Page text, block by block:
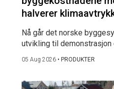
halverer
Nå går det norske
utvikling til demonstrasjon
05 Aug 2026 • PRODUKTER